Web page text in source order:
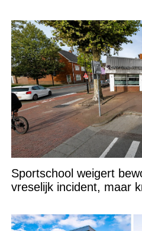
Sportschool weigert
vreselijk incident, maar